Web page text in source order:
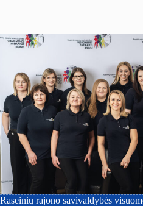
Raseinių rajono savivaldybės